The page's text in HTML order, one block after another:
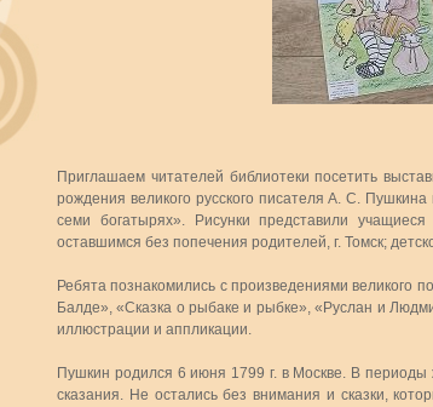
Приглашаем читателей библиотеки посетить
рождения великого русского писателя А. С.
семи богатырях». Рисунки представили
оставшимся без попечения родителей, г. Томск;
Ребята познакомились с произведениями великого
Балде», «Сказка о рыбаке и рыбке», «Руслан и
иллюстрации и аппликации.
Пушкин родился 6 июня 1799 г. в Москве. В
сказания. Не остались без внимания и сказки,